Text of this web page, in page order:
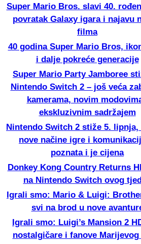
Super Mario Bros. slavi 40.
povratak Galaxy igara i najavu
filma
40 godina Super Mario Bros,
i dalje pokreće generacije
Super Mario Party Jamboree
Nintendo Switch 2 – još veća
kamerama, novim
ekskluzivnim sadržajem
Nintendo Switch 2 stiže 5. lipnja,
nove načine igre i
poznata i je cijena
Donkey Kong Country Returns
na Nintendo Switch ovog
Igrali smo: Mario & Luigi:
svi na brod u nove
Igrali smo: Luigi’s Mansion 2
nostalgičare i fanove Marijevog